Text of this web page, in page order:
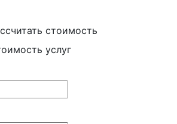
стоимость